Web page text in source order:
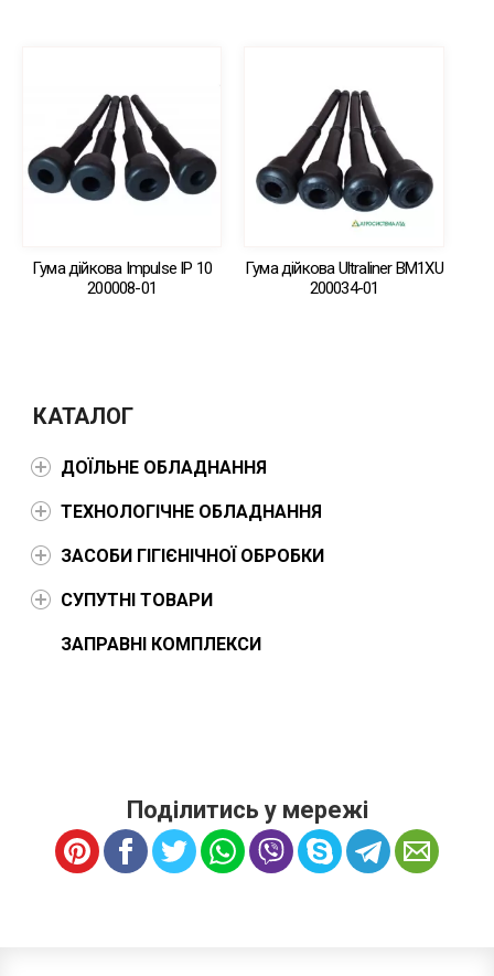
Гума дійкова Impulse IP 10
200008-01
Гума дійкова Ultraliner BM1XU
200034-01
КАТАЛОГ
ДОЇЛЬНЕ ОБЛАДНАННЯ
ТЕХНОЛОГІЧНЕ ОБЛАДНАННЯ
ЗАСОБИ ГІГІЄНІЧНОЇ ОБРОБКИ
СУПУТНІ ТОВАРИ
ЗАПРАВНІ КОМПЛЕКСИ
Поділитись у мережі